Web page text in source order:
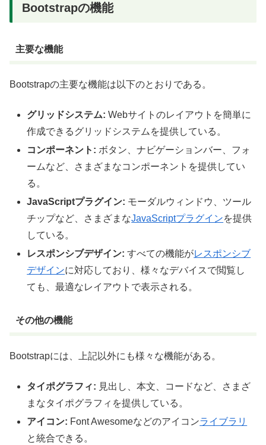
Bootstrapの機能
主要な機能
Bootstrapの主要な機能は以下のとおりである。
グリッドシステム: Webサイトのレイアウトを簡単に
作成できるグリッドシステムを提供している。
コンポーネント: ボタン、ナビゲーションバー、フォ
ームなど、さまざまなコンポーネントを提供してい
る。
JavaScriptプラグイン: モーダルウィンドウ、ツール
チップなど、さまざまなJavaScriptプラグインを提供
している。
レスポンシブデザイン: すべての機能がレスポンシブ
デザインに対応しており、様々なデバイスで閲覧し
ても、最適なレイアウトで表示される。
その他の機能
Bootstrapには、上記以外にも様々な機能がある。
タイポグラフィ: 見出し、本文、コードなど、さまざ
まなタイポグラフィを提供している。
アイコン: Font Awesomeなどのアイコンライブラリ
と統合できる。